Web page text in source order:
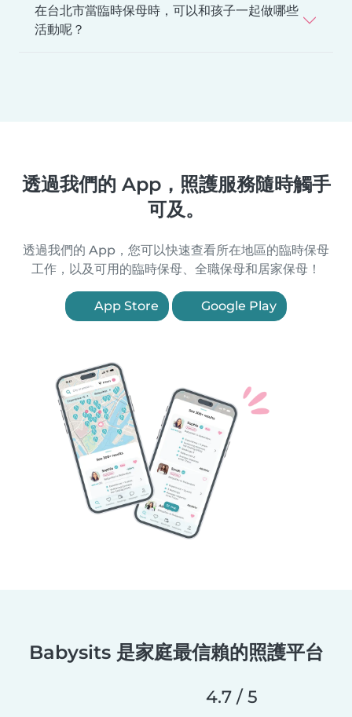
在台北市當臨時保母時，可以和孩子一起做哪些
活動呢？
透過我們的 App，照護服務隨時觸手
可及。
透過我們的 App，您可以快速查看所在地區的臨時保母
工作，以及可用的臨時保母、全職保母和居家保母！
App Store Google Play
Babysits 是家庭最信賴的照護平台
4.7 / 5